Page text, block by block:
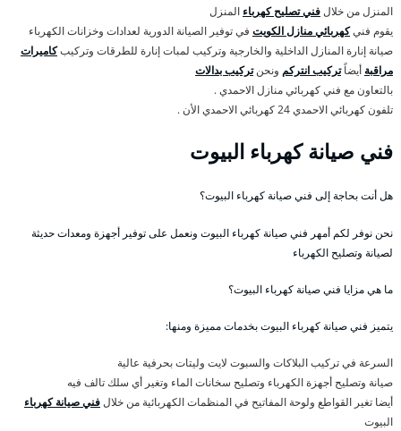
المنزل من خلالفني تصليح كهرباء المنزل
يقوم فنيكهربائي منازل الكويت في توفير الصيانة الدورية لعدادات وخزانات الكهرباء
صيانة إنارة المنازل الداخلية والخارجية وتركيب لمبات إنارة للطرقات وتركيبكاميرات
مراقبة أيضاًتركيب انتركم ونحنتركيب بدالات
بالتعاون مع فني كهربائي منازل الاحمدي .
تلفون كهربائي الاحمدي 24 كهربائي الاحمدي الأن .
فني صيانة كهرباء البيوت
هل أنت بحاجة إلى فني صيانة كهرباء البيوت؟
نحن نوفر لكم أمهر فني صيانة كهرباء البيوت ونعمل على توفير أجهزة ومعدات حديثة
لصيانة وتصليح الكهرباء
ما هي مزايا فني صيانة كهرباء البيوت؟
يتميز فني صيانة كهرباء البيوت بخدمات مميزة ومنها:
السرعة في تركيب البلاكات والسبوت لايت وليتات بحرفية عالية
صيانة وتصليح أجهزة الكهرباء وتصليح سخانات الماء وتغير أي سلك تالف فيه
أيضا تغير القواطع ولوحة المفاتيح في المنظمات الكهربائية من خلالفني صيانة كهرباء
البيوت